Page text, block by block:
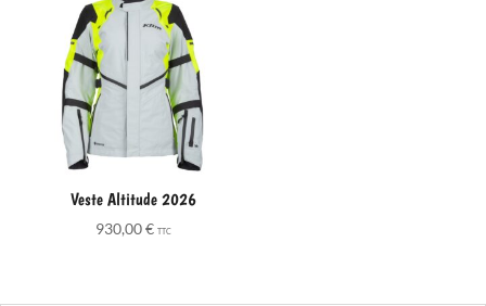
Veste Altitude 2026
930,00€ TTC